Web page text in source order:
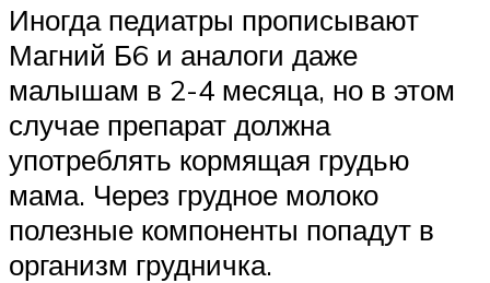
Иногда педиатры прописывают
Магний Б6 и аналоги даже
малышам в 2-4 месяца, но в этом
случае препарат должна
употреблять кормящая грудью
мама. Через грудное молоко
полезные компоненты попадут в
организм грудничка.